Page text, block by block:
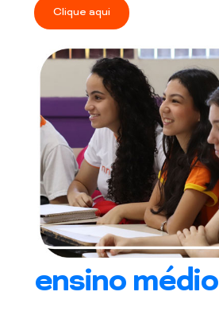
Clique aqui
ensino médio